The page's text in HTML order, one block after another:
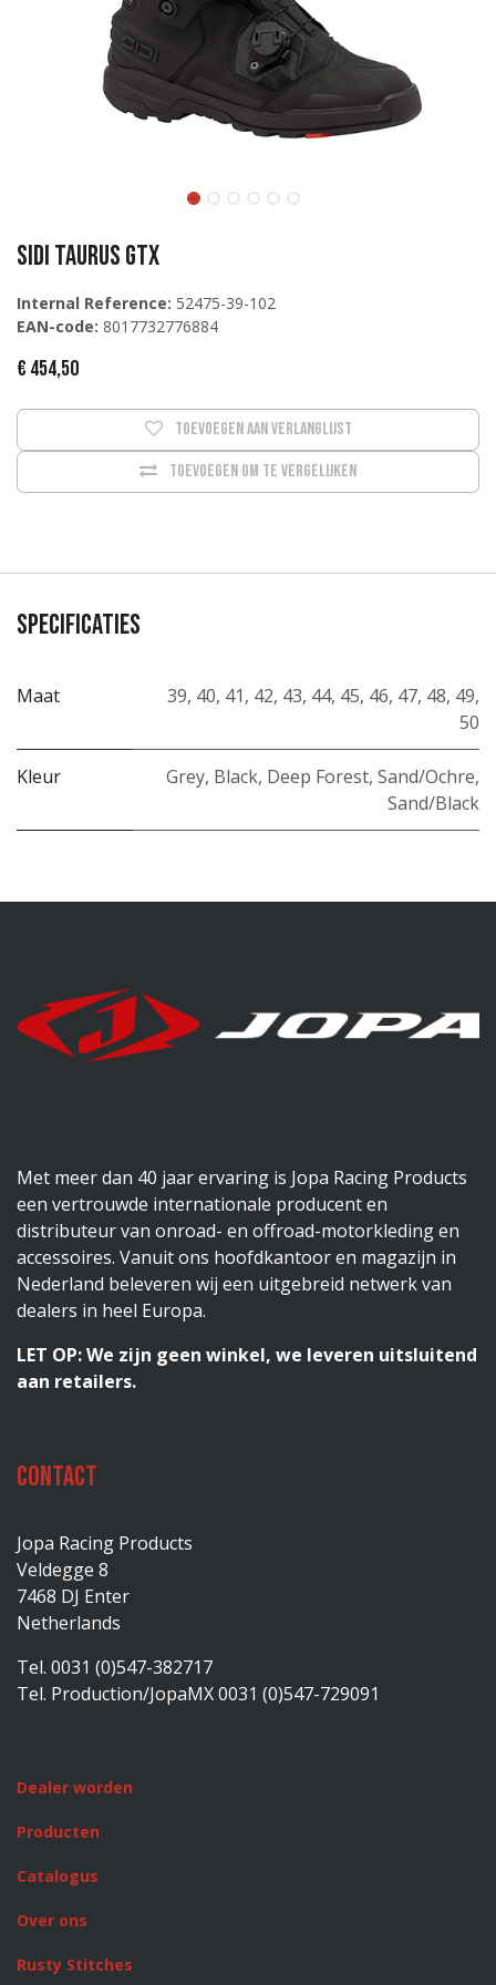
Sidi TAURUS GTX
Internal Reference: 52475-39-102
EAN-code: 8017732776884
€ 454,50
Toevoegen om te vergelijken
Toevoegen aan verlanglijst
Specificaties
Maat 39, 40, 41, 42, 43, 44, 45, 46, 47, 48, 49,
50
Kleur Grey, Black, Deep Forest, Sand/Ochre,
Sand/Black
Met meer dan 40 jaar ervaring is Jopa Racing Products
een vertrouwde internationale producent en
distributeur van onroad- en offroad-motorkleding en
accessoires. Vanuit ons hoofdkantoor en magazijn in
Nederland beleveren wij een uitgebreid netwerk van
dealers in heel Europa.
LET OP: We zijn geen winkel, we leveren uitsluitend
aan retailers.
Contact
Jopa Racing Products
Veldegge 8
7468 DJ Enter
Netherlands
Tel. 0031 (0)547-382717
Tel. Production/JopaMX 0031 (0)547-729091
Dealer worden
Producten
Catalogus
Over ons
Rusty Stitches